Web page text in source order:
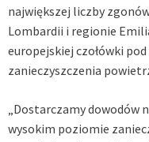
największej liczby
Lombardii i regionie
europejskiej czołówki
zanieczyszczenia
„Dostarczamy dowodów
wysokim poziomie